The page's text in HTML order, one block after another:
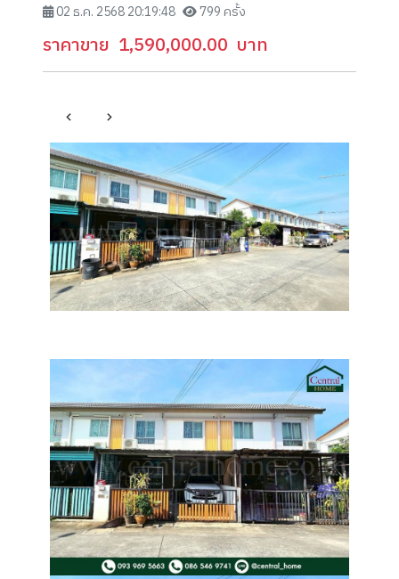
02 ธ.ค. 2568 20:19:48 799 ครั้ง
ราคาขาย 1,590,000.00 บาท